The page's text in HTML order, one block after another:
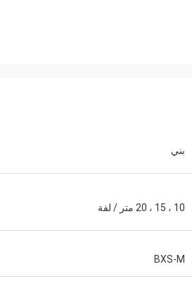
بني
10 ، 15 ، 20 متر / لفة
BXS-M